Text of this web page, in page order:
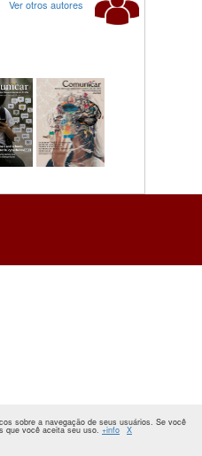
Ver otros autores
sobre a navegação de seus usuários. Se você
que você aceita seu uso. +info X